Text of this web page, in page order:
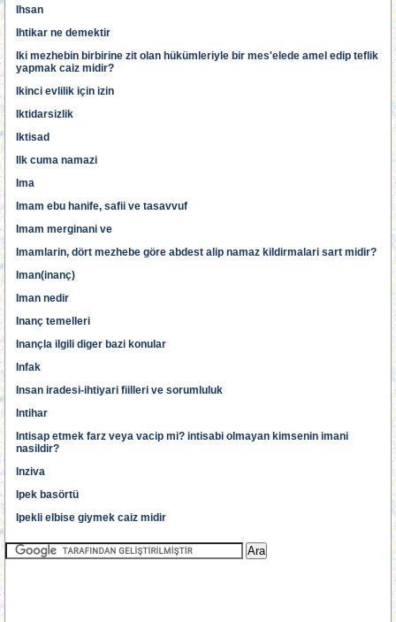
Ihsan
Ihtikar ne demektir
Iki mezhebin birbirine zit olan hükümleriyle bir mes'elede amel edip teflik
yapmak caiz midir?
Ikinci evlilik için izin
Iktidarsizlik
Iktisad
Ilk cuma namazi
Ima
Imam ebu hanife, safii ve tasavvuf
Imam merginani ve
Imamlarin, dört mezhebe göre abdest alip namaz kildirmalari sart midir?
Iman(inanç)
Iman nedir
Inanç temelleri
Inançla ilgili diger bazi konular
Infak
Insan iradesi-ihtiyari fiilleri ve sorumluluk
Intihar
Intisap etmek farz veya vacip mi? intisabi olmayan kimsenin imani
nasildir?
Inziva
Ipek basörtü
Ipekli elbise giymek caiz midir